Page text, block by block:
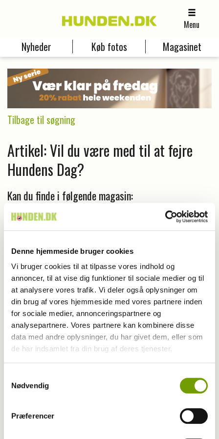
Denne hjemmeside bruger cookies
Vi bruger cookies til at tilpasse vores indhold og
annoncer, til at vise dig funktioner til sociale medier og til
at analysere vores trafik. Vi deler også oplysninger om
din brug af vores hjemmeside med vores partnere inden
for sociale medier, annonceringspartnere og
analysepartnere. Vores partnere kan kombinere disse
data med andre oplysninger, du har givet dem, eller som
de har indsamlet fra din brug af deres tjenester.
Nødvendig
Præferencer
Menu
Nyheder Køb fotos Magasinet
Tilbage til søgning
Artikel: Vil du være med til at fejre
Hundens Dag?
Kan du finde i følgende magasin:
Magasin
Udgivet år
2026
Udgivet måned
5
Start side nr.
96
Antal sider
1,0
Skribent
DKK